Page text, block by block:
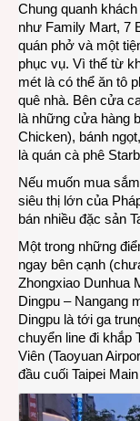
Chung quanh
như Family Mart, 7
quán phở và một
phục vụ. Vì thế từ
mét là có thể ăn tô
quê nhà. Bên cửa
là những cửa hàng
Chicken), bánh
là quán cà phê
Nếu muốn mua
siêu thị lớn của
bán nhiều đặc sản
Một trong những
ngay bên cạnh
Zhongxiao Dunhua
Dingpu – Nangang
Dingpu là tới ga
chuyển line đi khắp
Viên (Taoyuan
đầu cuối Taipei